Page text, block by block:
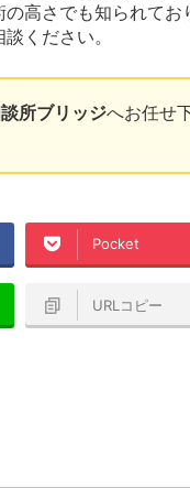
高さでも知られてお
ください。
所ブリッジへお任せ
Pocket
URLコピー